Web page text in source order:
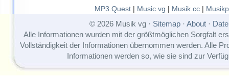
MP3.Quest| Music.vg | Musik.cc|
© 2026 Musik vg · Sitemap· About·
Alle Informationen wurden mit der größtmöglichen Sorgfalt
Vollständigkeit der Informationen übernommen werden. Alle
Informationen werden so, wie sie sind zur